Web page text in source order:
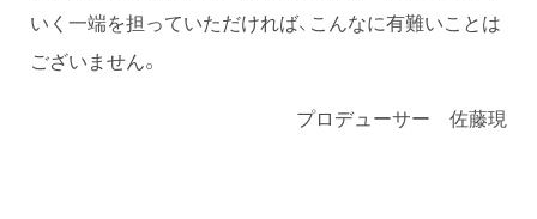
いく一端を担っていただければ、こんなに有難いことは
ございません。
プロデューサー 佐藤現